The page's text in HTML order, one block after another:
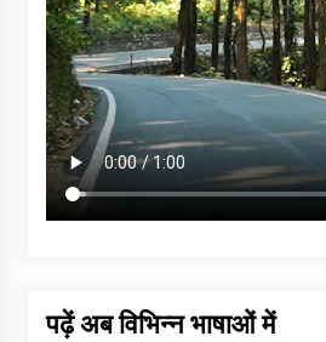
पढ़ें अब विभिन्न भाषाओं में